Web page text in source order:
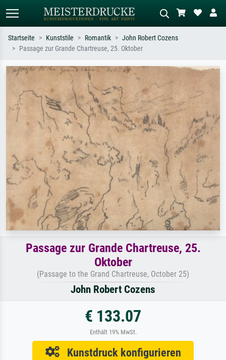
Suchen Sie nach Künstlern, Werktiteln
oder Stilen – z.B. Monet,
Sternennacht, Impressionismus, Welle
Hokusai, Akt.
Beschreiben Sie die Szene – z.B. Grüne
Wiese, Abstrakt mit viel Rot, Dunkles
Ölgemälde, Stehender Akt neben einem
Baum.
Startseite Kunststile Romantik
John Robert Cozens
Passage zur Grande Chartreuse, 25. Oktober
Passage zur Grande Chartreuse, 25.
Oktober
(Passage to the Grand Chartreuse, October 25)
John Robert Cozens
€ 133.07
Enthält 19% MwSt.
Kunstdruck konfigurieren